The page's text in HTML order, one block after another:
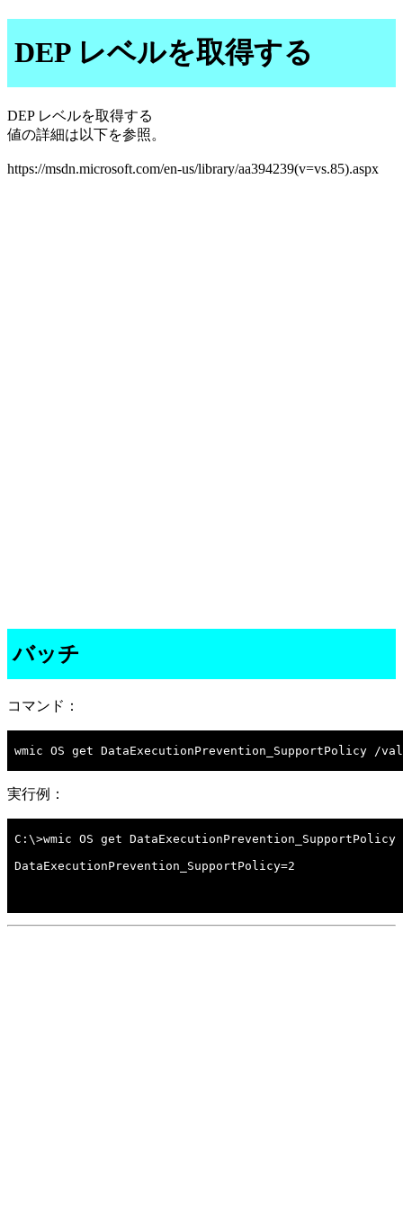
DEP レベルを取得する
DEP レベルを取得する
値の詳細は以下を参照。
https://msdn.microsoft.com/en-us/library/aa394239(v=vs.85).aspx
バッチ
コマンド：
wmic OS get DataExecutionPrevention_SupportPolicy /
実行例：